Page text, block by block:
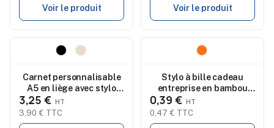
cher
Voir le produit Voir le produit
Carnet personnalisable
A5 en liège avec stylo
SUBER SET
3,25 €
3,90 € TTC
Stylo à bille cadeau
entreprise en bambou
Hetty
0,39 €
0,47 € TTC